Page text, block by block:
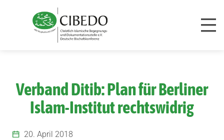
Verband Ditib: Plan für Berliner
Islam-Institut rechtswidrig
20. April 2018